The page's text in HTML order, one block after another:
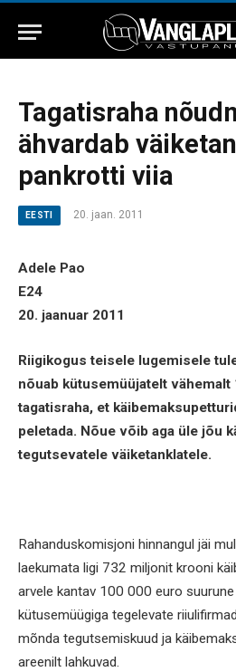
Tagatisraha
ähvardab
pankrotti viia
EESTI 20. jaan. 2011
Adele Pao
E24
20. jaanuar 2011
Riigikogus teisele lugemisele
nõuab kütusemüüjatelt
tagatisraha, et
peletada. Nõue võib aga üle jõu
tegutsevatele väiketanklatele.
Rahanduskomisjoni hinnangul jäi
laekumata ligi 732 miljonit krooni
arvele kantav 100 000 euro
kütusemüügiga tegelevate
mõnda tegutsemiskuud ja
areenilt lahkuvad.